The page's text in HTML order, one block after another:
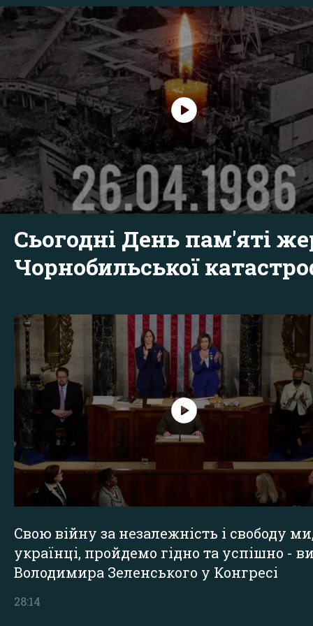
Сьогодні День пам'яті
Чорнобильської
Свою війну за незалежність і свободу
українці, пройдемо гідно та успішно -
Володимира Зеленського у Конгресі
28:14